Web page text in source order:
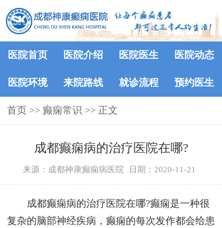
医院首页 医院介绍 医院医生 医院动态
医院环境 来院路线 就诊流程 预约医生
首页 >> 癫痫常识 >> 正文
成都癫痫病的治疗医院在哪?
来源：成都神康癫痫病医院 日期：2020-11-21
成都癫痫病的治疗医院在哪?癫痫是一种很
复杂的脑部神经疾病，癫痫的每次发作都会给患